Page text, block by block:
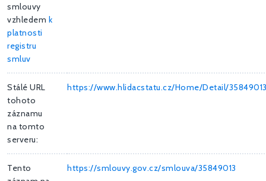
smlouvy
vzhledem k
platnosti
registru
smluv
Stálé URL
tohoto
záznamu
na tomto
serveru:
https://www.hlidacstatu.cz/Home/Detail/
Tento
https://smlouvy.gov.cz/smlouva/35849013